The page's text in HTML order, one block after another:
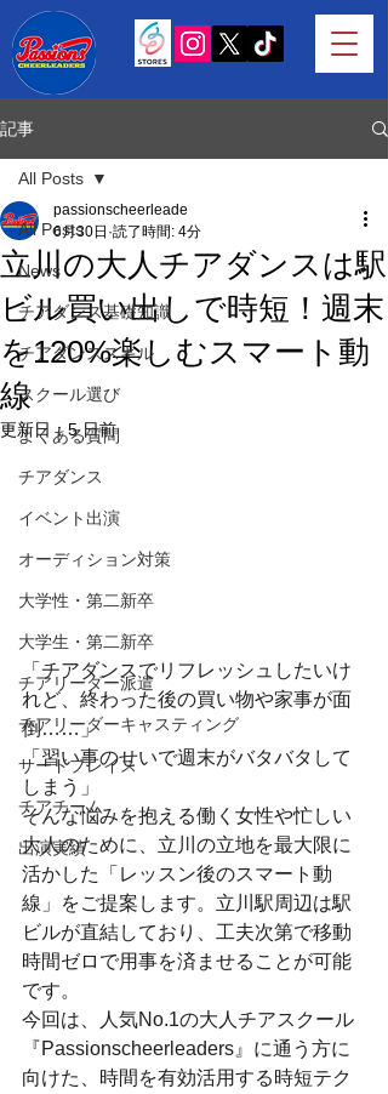
記事
All Posts
News
チアダンス基礎知識
チアダンススキル
スクール選び
よくある質問
チアダンス
イベント出演
オーディション対策
大学性・第二新卒
大学生・第二新卒
チアリーダー派遣
チアリーダーキャスティング
サードプレイス
チアチーム
出演実績
All Posts
立川の大人チアダンスは駅
ビル買い出しで時短！週末
を120%楽しむスマート動
線
passionscheerleade
6月30日 読了時間: 4分
更新日：5 日前
「チアダンスでリフレッシュしたいけ
れど、終わった後の買い物や家事が面
倒……」
「習い事のせいで週末がバタバタして
しまう」
そんな悩みを抱える働く女性や忙しい
大人のために、立川の立地を最大限に
活かした「レッスン後のスマート動
線」をご提案します。立川駅周辺は駅
ビルが直結しており、工夫次第で移動
時間ゼロで用事を済ませることが可能
です。
今回は、人気No.1の大人チアスクール
『Passionscheerleaders』に通う方に
向けた、時間を有効活用する時短テク